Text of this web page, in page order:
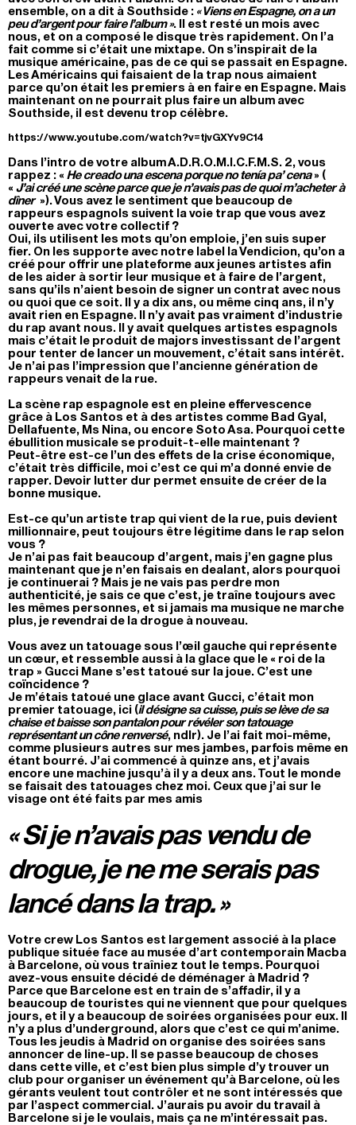
ensemble, on a dit à Southside : « Viens en Espagne, on a un
peu d’argent pour faire l’album ». Il est resté un mois avec
nous, et on a composé le disque très rapidement. On l’a
fait comme si c’était une mixtape. On s’inspirait de la
musique américaine, pas de ce qui se passait en Espagne.
Les Américains qui faisaient de la trap nous aimaient
parce qu’on était les premiers à en faire en Espagne. Mais
maintenant on ne pourrait plus faire un album avec
Southside, il est devenu trop célèbre.
https://www.youtube.com/watch?v=tjvGXYv9C14
Dans l’intro de votre album A.D.R.O.M.I.C.F.M.S. 2, vous
rappez : « He creado una escena porque no tenía pa’ cena» (
« J’ai créé une scène parce que je n’avais pas de quoi m’acheter à
dîner »). Vous avez le sentiment que beaucoup de
rappeurs espagnols suivent la voie trap que vous avez
ouverte avec votre collectif ?
Oui, ils utilisent les mots qu’on emploie, j’en suis super
fier. On les supporte avec notre label la Vendicion, qu’on a
créé pour offrir une plateforme aux jeunes artistes afin
de les aider à sortir leur musique et à faire de l’argent,
sans qu’ils n’aient besoin de signer un contrat avec nous
ou quoi que ce soit. Il y a dix ans, ou même cinq ans, il n’y
avait rien en Espagne. Il n’y avait pas vraiment d’industrie
du rap avant nous. Il y avait quelques artistes espagnols
mais c’était le produit de majors investissant de l’argent
pour tenter de lancer un mouvement, c’était sans intérêt.
Je n’ai pas l’impression que l’ancienne génération de
rappeurs venait de la rue.
La scène rap espagnole est en pleine effervescence
grâce à Los Santos et à des artistes comme Bad Gyal,
Dellafuente, Ms Nina, ou encore Soto Asa. Pourquoi cette
ébullition musicale se produit-t-elle maintenant ?
Peut-être est-ce l’un des effets de la crise économique,
c’était très difficile, moi c’est ce qui m’a donné envie de
rapper. Devoir lutter dur permet ensuite de créer de la
bonne musique.
Est-ce qu’un artiste trap qui vient de la rue, puis devient
millionnaire, peut toujours être légitime dans le rap selon
vous ?
Je n’ai pas fait beaucoup d’argent, mais j’en gagne plus
maintenant que je n’en faisais en dealant, alors pourquoi
je continuerai ? Mais je ne vais pas perdre mon
authenticité, je sais ce que c’est, je traîne toujours avec
les mêmes personnes, et si jamais ma musique ne marche
plus, je revendrai de la drogue à nouveau.
Vous avez un tatouage sous l’œil gauche qui représente
un cœur, et ressemble aussi à la glace que le « roi de la
trap » Gucci Mane s’est tatoué sur la joue. C’est une
coïncidence ?
Je m’étais tatoué une glace avant Gucci, c’était mon
premier tatouage, ici (il désigne sa cuisse, puis se lève de sa
chaise et baisse son pantalon pour révéler son tatouage
représentant un cône renversé, ndlr). Je l’ai fait moi-même,
comme plusieurs autres sur mes jambes, parfois même en
étant bourré. J’ai commencé à quinze ans, et j’avais
encore une machine jusqu’à il y a deux ans. Tout le monde
se faisait des tatouages chez moi. Ceux que j’ai sur le
visage ont été faits par mes amis
« Si je n’avais pas vendu de
drogue, je ne me serais pas
lancé dans la trap. »
Votre crew Los Santos est largement associé à la place
publique située face au musée d’art contemporain Macba
à Barcelone, où vous traîniez tout le temps. Pourquoi
avez-vous ensuite décidé de déménager à Madrid ?
Parce que Barcelone est en train de s’affadir, il y a
beaucoup de touristes qui ne viennent que pour quelques
jours, et il y a beaucoup de soirées organisées pour eux. Il
n’y a plus d’underground, alors que c’est ce qui m’anime.
Tous les jeudis à Madrid on organise des soirées sans
annoncer de line-up. Il se passe beaucoup de choses
dans cette ville, et c’est bien plus simple d’y trouver un
club pour organiser un événement qu’à Barcelone, où les
gérants veulent tout contrôler et ne sont intéressés que
par l’aspect commercial. J’aurais pu avoir du travail à
Barcelone si je le voulais, mais ça ne m’intéressait pas.